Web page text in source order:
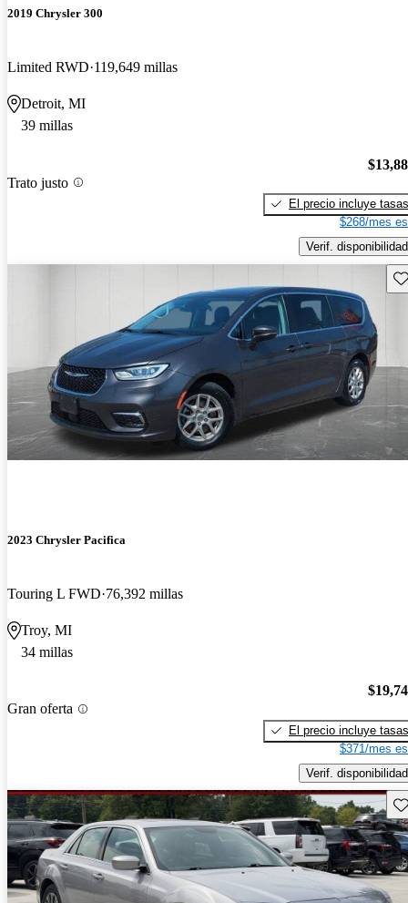
2019 Chrysler 300
Limited RWD 119,649 millas
Detroit, MI
39 millas
Trato justo
El precio incluye tasas
$268/mes
Verif. disponibilidad
2023 Chrysler Pacifica
Touring L FWD 76,392 millas
Troy, MI
34 millas
Gran oferta
El precio incluye tasas
$371/mes
Verif. disponibilidad